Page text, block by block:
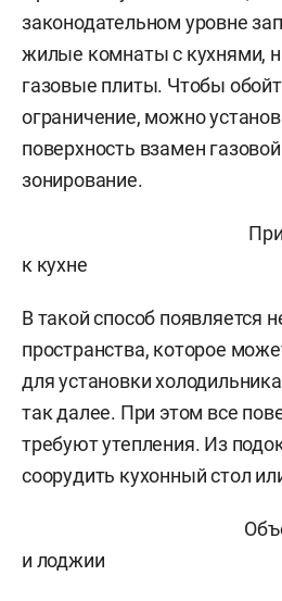
законодательном уровне
жилые комнаты с кухнями,
газовые плиты. Чтобы
ограничение, можно
поверхность взамен
зонирование.
к кухне
В такой способ появляется
пространства, которое
для установки
так далее. При этом все
требуют утепления. Из
соорудить кухонный стол
и лоджии